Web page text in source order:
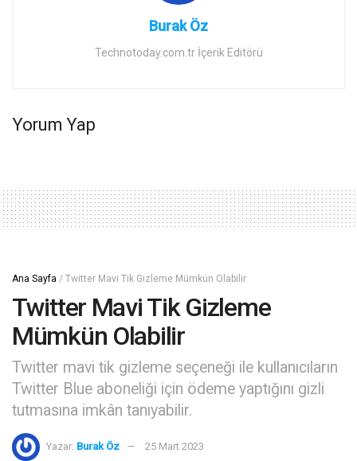
Burak Öz
Technotoday.com.tr İçerik Editörü
Yorum Yap
Ana Sayfa / Twitter Mavi Tik Gizleme Mümkün Olabilir
Twitter Mavi Tik Gizleme
Mümkün Olabilir
Twitter mavi tik gizleme seçeneği ile kullanıcıların
Twitter Blue aboneliği için ödeme yaptığını gizli
tutmasına imkân tanıyabilir.
Yazar: Burak Öz 25 Mart 2023